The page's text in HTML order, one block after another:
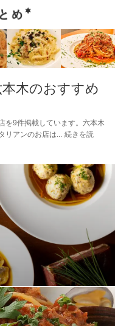
木のおすすめ
を9件掲載しています。六本木
リアンのお店は
続きを読
ンジした期間限定メニュ
黒トリュフの香りが漂う